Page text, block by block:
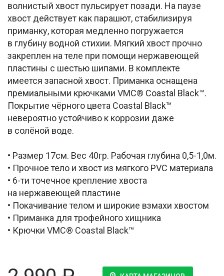
волнистый хвост пульсирует позади. На паузе
хвост действует как парашют, стабилизируя
приманку, которая медленно погружается
в глубину водной стихии. Мягкий хвост прочно
закреплен на теле при помощи нержавеющей
пластины с шестью шипами. В комплекте
имеется запасной хвост. Приманка оснащена
премиальными крючками VMC® Coastal Black™.
Покрытие чёрного цвета Coastal Black™
невероятно устойчиво к коррозии даже
в солёной воде.
• Размер 17см. Вес 40гр. Рабочая глубина 0,5-1,0м.
• Прочное тело и хвост из мягкого PVC материала
• 6-ти точечное крепление хвоста
на нержавеющей пластине
• Покачивание телом и широкие взмахи хвостом
• Приманка для трофейного хищника
• Крючки VMC® Coastal Black™